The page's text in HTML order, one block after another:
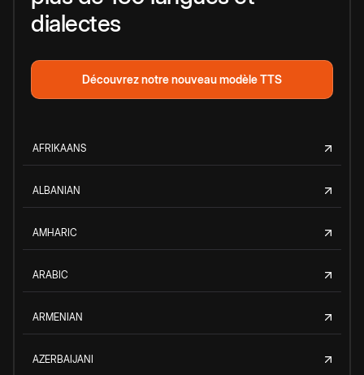
dialectes
Découvrez notre nouveau modèle TTS
AFRIKAANS
ALBANIAN
AMHARIC
ARABIC
ARMENIAN
AZERBAIJANI